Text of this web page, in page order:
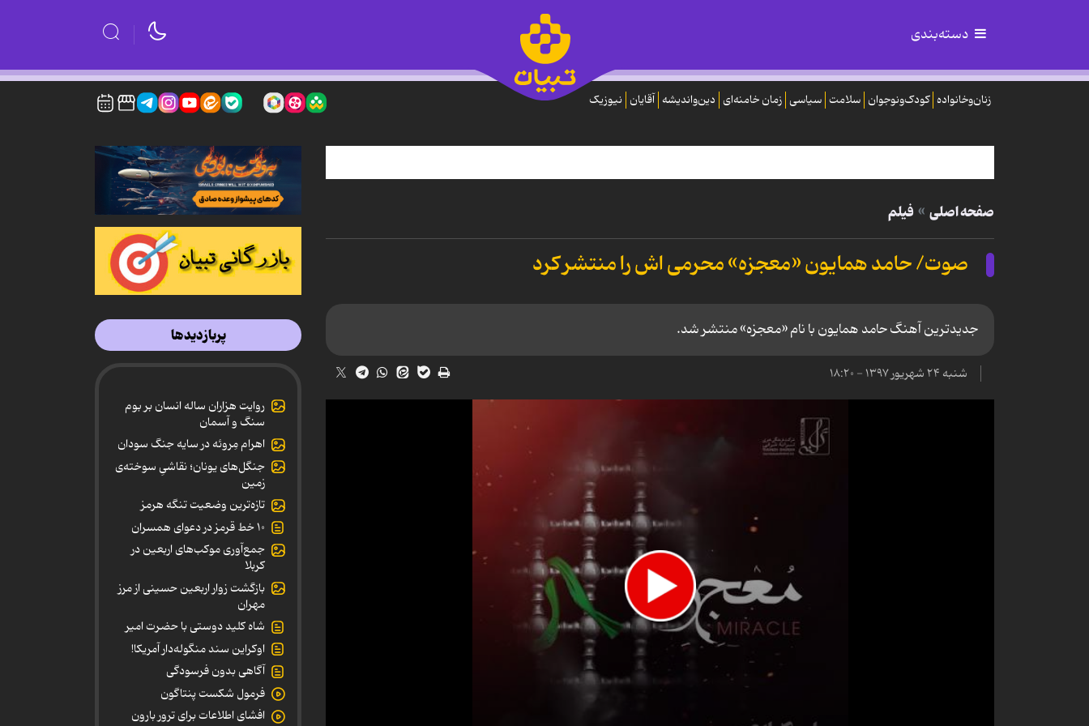
دسته‌بندی
زنان‌وخانواده کودک‌ونوجوان سلامت سیاسی زمان خامنه‌ای دین‌واندیشه آقایان نیوزیک
صفحه اصلی فیلم
صوت/ حامد همایون «معجزه» محرمی اش را منتشر کرد
جدیدترین آهنگ حامد همایون با نام «معجزه» منتشر شد.
شنبه ۲۴ شهریور ۱۳۹۷ - ۱۸:۲۰
پربازدیدها
روایت هزاران ساله انسان بر بوم
سنگ و آسمان
اهرام مِروئه در سایه جنگ سودان
جنگل‌های یونان؛ نقاشیِ سوخته‌ی
زمین
تازه‌ترین وضعیت تنگه هرمز
۱۰ خط قرمز در دعوای همسران
جمع‌آوری موکب‌های اربعین در
کربلا
بازگشت زوار اربعین حسینی از مرز
مهران
شاه کلید دوستی با حضرت امیر
اوکراین سند منگوله‌دار آمریکا!
آگاهی بدون فرسودگی
فرمول شکست پنتاگون
افشای اطلاعات برای ترور بارون